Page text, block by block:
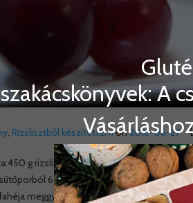
, Rizslisztből készítettemon2018-06-27
g rizsliszt300 g vaj150 g cukor2 db L-
6 g is elég lesz )10 g sütőpor +1 db
meggy levének megkötésére:50 g
szakácskönyvek: A